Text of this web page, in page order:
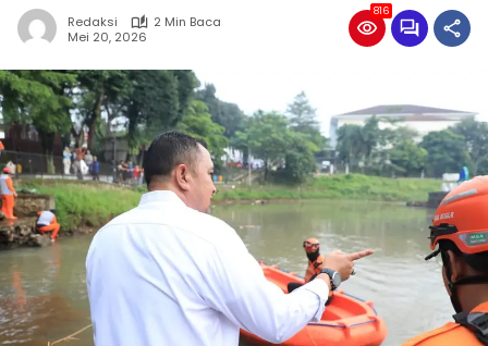
Redaksi
2 Min Baca
Mei 20, 2026
816